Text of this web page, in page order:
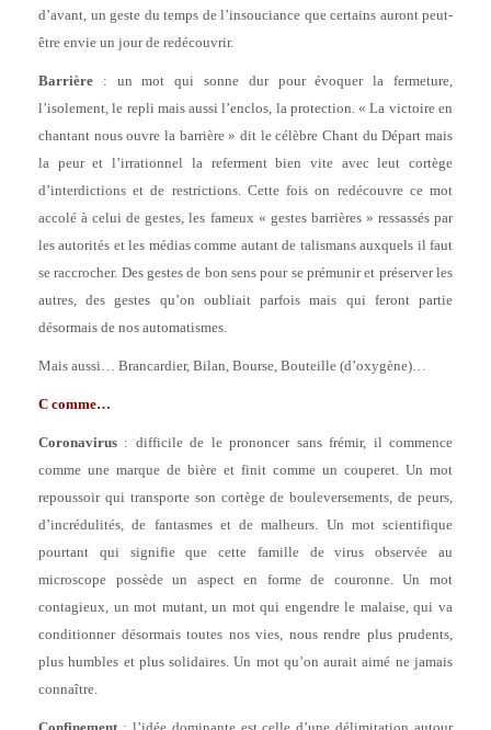
d’avant, un geste du temps de l’insouciance que certains auront peut-
être envie un jour de redécouvrir.
Barrière : un mot qui sonne dur pour évoquer la fermeture,
l’isolement, le repli mais aussi l’enclos, la protection. « La victoire en
chantant nous ouvre la barrière » dit le célèbre Chant du Départ mais
la peur et l’irrationnel la referment bien vite avec leut cortège
d’interdictions et de restrictions. Cette fois on redécouvre ce mot
accolé à celui de gestes, les fameux « gestes barrières » ressassés par
les autorités et les médias comme autant de talismans auxquels il faut
se raccrocher. Des gestes de bon sens pour se prémunir et préserver les
autres, des gestes qu’on oubliait parfois mais qui feront partie
désormais de nos automatismes.
Mais aussi… Brancardier, Bilan, Bourse, Bouteille (d’oxygène)…
C comme…
Coronavirus : difficile de le prononcer sans frémir, il commence
comme une marque de bière et finit comme un couperet. Un mot
repoussoir qui transporte son cortège de bouleversements, de peurs,
d’incrédulités, de fantasmes et de malheurs. Un mot scientifique
pourtant qui signifie que cette famille de virus observée au
microscope possède un aspect en forme de couronne. Un mot
contagieux, un mot mutant, un mot qui engendre le malaise, qui va
conditionner désormais toutes nos vies, nous rendre plus prudents,
plus humbles et plus solidaires. Un mot qu’on aurait aimé ne jamais
connaître.